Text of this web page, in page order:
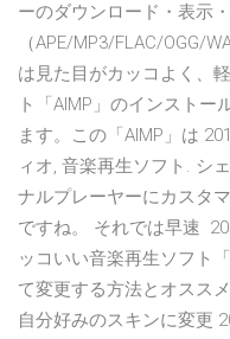
ーのダウンロード・表示
（APE/MP3/FLAC/OGG/
は見た目がカッコよく、
ト「AIMP」のインスト
ます。この「AIMP」は
ィオ, 音楽再生ソフト. シ
ナルプレーヤーにカスタ
ですね。 それでは早速
ッコいい音楽再生ソフト
て変更する方法とオスス
自分好みのスキンに変更